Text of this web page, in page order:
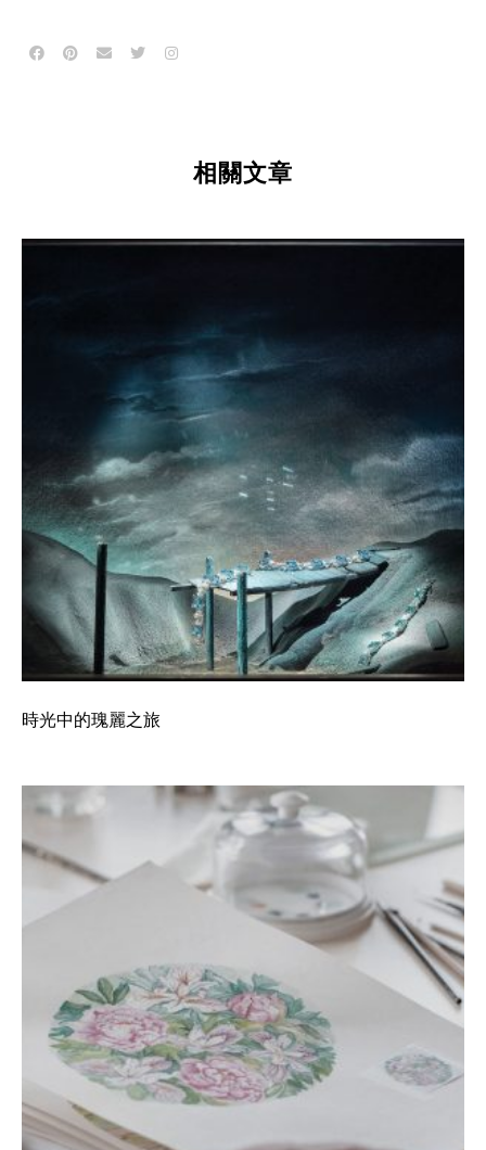
相關文章
時光中的瑰麗之旅